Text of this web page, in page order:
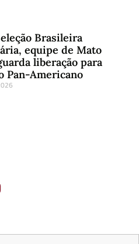
Brasileira
equipe de Mato
liberação para
Pan-Americano